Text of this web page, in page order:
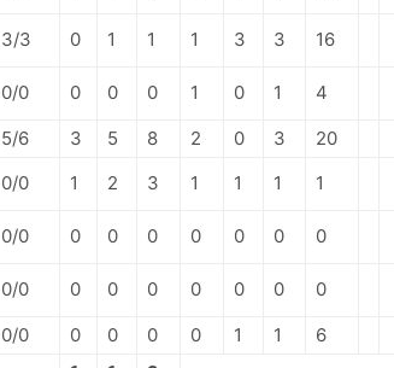
3/3 0 1 1 1 3 3 16
0/0 0 0 0 1 0 1
4
5/6 3 5 8 2 0 3
20
0/0 1 2 3 1 1 1 1
0/0 0 0 0 0 0 0 0
0/0 0 0 0 0 0 0
0
0/0 0 0 0 0 1 1
6